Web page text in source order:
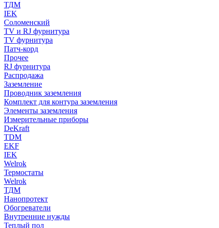
ТДМ
IEK
Соломенский
TV и RJ фурнитура
TV фурнитура
Патч-корд
Прочее
RJ фурнитура
Распродажа
Заземление
Проводник заземления
Комплект для контура заземления
Элементы заземления
Измерительные приборы
DeKraft
TDM
EKF
IEK
Welrok
Термостаты
Welrok
ТДМ
Нанопротект
Обогреватели
Внутренние нужды
Теплый пол